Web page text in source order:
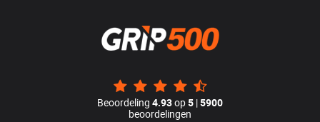
Beoordeling 4.93op5 |5900
beoordelingen